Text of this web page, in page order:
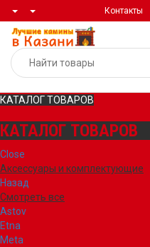
Контакты
КАТАЛОГ ТОВАРОВ
КАТАЛОГ ТОВАРОВ
Close
Аксессуары и комплектующие
Назад
Смотреть все
Astov
Etna
Meta